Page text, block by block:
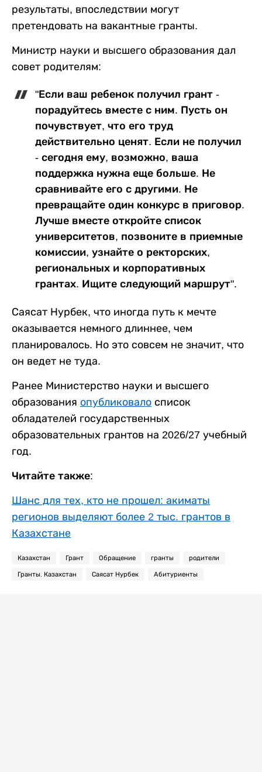
результаты, впоследствии могут
претендовать на вакантные гранты.
Министр науки и высшего образования дал
совет родителям:
"Если ваш ребенок получил грант -
порадуйтесь вместе с ним. Пусть он
почувствует, что его труд
действительно ценят. Если не получил
- сегодня ему, возможно, ваша
поддержка нужна еще больше. Не
сравнивайте его с другими. Не
превращайте один конкурс в приговор.
Лучше вместе откройте список
университетов, позвоните в приемные
комиссии, узнайте о ректорских,
региональных и корпоративных
грантах. Ищите следующий маршрут".
Саясат Нурбек, что иногда путь к мечте
оказывается немного длиннее, чем
планировалось. Но это совсем не значит, что
он ведет не туда.
Ранее Министерство науки и высшего
образования опубликовало список
обладателей государственных
образовательных грантов на 2026/27 учебный
год.
Читайте также:
Шанс для тех, кто не прошел: акиматы
регионов выделяют более 2 тыс. грантов в
Казахстане
Казахстан Грант Обращение гранты родители
Гранты. Казахстан Саясат Нурбек Абитуриенты